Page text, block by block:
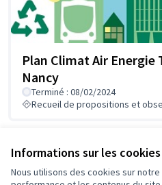
Informations sur les
Nous utilisons des cookies sur
Plan Climat Air Energie
Nancy
Terminé : 08/02/2024
Recueil de propositions et
Référence :